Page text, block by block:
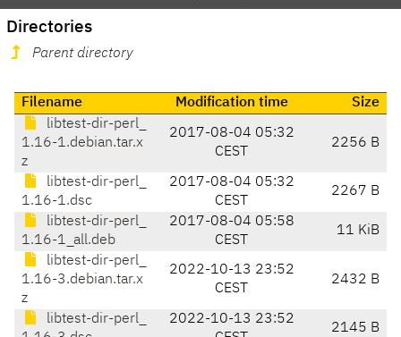
Directories
Parent directory
Filename Modification time
Size
libtest-dir-perl_
1.16-1.debian.tar.x
z
2017-08-04 05:32
CEST
2256 B
libtest-dir-perl_
1.16-1.dsc
2017-08-04 05:32
CEST
2267 B
libtest-dir-perl_
1.16-1_all.deb
2017-08-04 05:58
CEST
11 KiB
libtest-dir-perl_
1.16-3.debian.tar.x
z
2022-10-13 23:52
CEST
2432 B
libtest-dir-perl_
2022-10-13 23:52
2145 B